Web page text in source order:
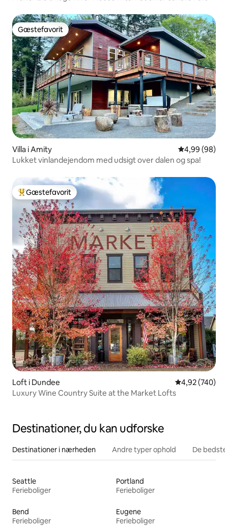
Gæstefavorit
Gæstefavorit
Villa i Amity 4,99 ud af 5 i
4,99 (98)
Lukket vinlandejendom med udsigt over dalen og spa!
Bedste gæstefavorit
Gæstefavorit
Loft i Dundee 4,92 ud af 5 i
4,92 (740)
Luxury Wine Country Suite at the Market Lofts
Destinationer, du kan udforske
Destinationer i nærheden Andre typer ophold De
Seattle
Ferieboliger
Portland
Ferieboliger
Bend
Ferieboliger
Eugene
Ferieboliger